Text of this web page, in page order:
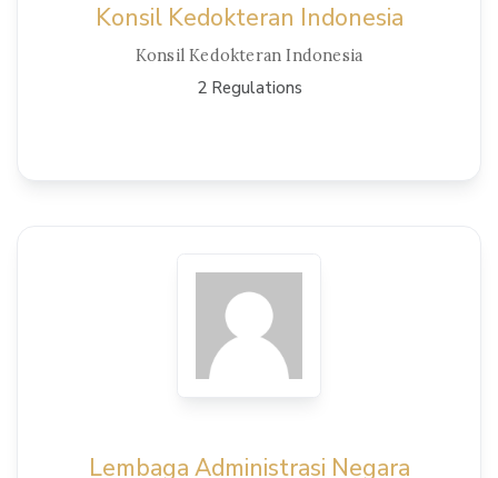
Konsil Kedokteran Indonesia
Konsil Kedokteran Indonesia
2 Regulations
View Details
Lembaga Administrasi Negara